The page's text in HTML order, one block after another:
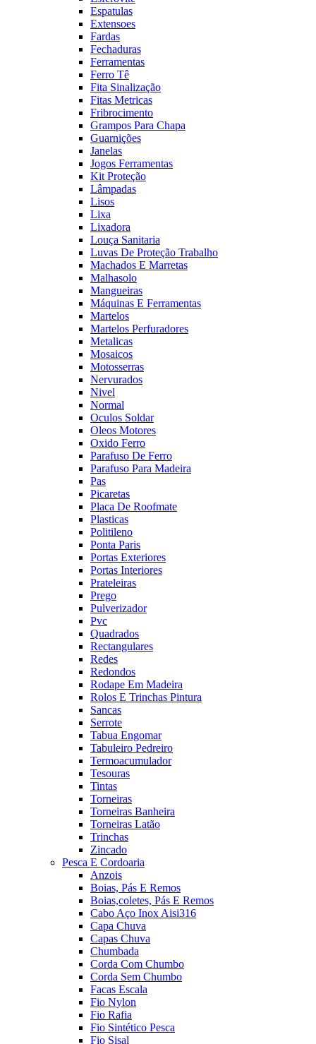
Espatulas
Extensoes
Fardas
Fechaduras
Ferramentas
Ferro Tê
Fita Sinalização
Fitas Metricas
Fribrocimento
Grampos Para Chapa
Guarnições
Janelas
Jogos Ferramentas
Kit Proteção
Lâmpadas
Lisos
Lixa
Lixadora
Louça Sanitaria
Luvas De Proteção Trabalho
Machados E Marretas
Malhasolo
Mangueiras
Máquinas E Ferramentas
Martelos
Martelos Perfuradores
Metalicas
Mosaicos
Motosserras
Nervurados
Nivel
Normal
Oculos Soldar
Oleos Motores
Oxido Ferro
Parafuso De Ferro
Parafuso Para Madeira
Pas
Picaretas
Placa De Roofmate
Plasticas
Politileno
Ponta Paris
Portas Exteriores
Portas Interiores
Prateleiras
Prego
Pulverizador
Pvc
Quadrados
Rectangulares
Redes
Redondos
Rodape Em Madeira
Rolos E Trinchas Pintura
Sancas
Serrote
Tabua Engomar
Tabuleiro Pedreiro
Termoacumulador
Tesouras
Tintas
Torneiras
Torneiras Banheira
Torneiras Latão
Trinchas
Zincado
Pesca E Cordoaria
Anzois
Boias, Pás E Remos
Boias,coletes, Pás E Remos
Cabo Aço Inox Aisi316
Capa Chuva
Capas Chuva
Chumbada
Corda Com Chumbo
Corda Sem Chumbo
Facas Escala
Fio Nylon
Fio Rafia
Fio Sintético Pesca
Fio Sisal